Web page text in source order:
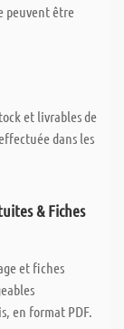
peuvent être
et livrables de
dans les
& Fiches
et fiches
en format PDF.